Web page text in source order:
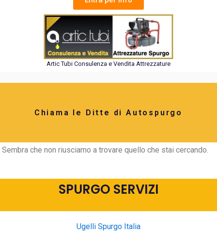
Artic Tubi Consulenza e Vendita Attrezzature
Chiama le Ditte di Autospurgo
Sembra che non riusciamo a trovare quello che stai cercando.
SPURGO SERVIZI
Ugelli Spurgo Italia